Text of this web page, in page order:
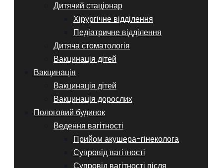
Дитячий стаціонар
Хірургічне відділення
Педіатричне відділення
Дитяча стоматологія
Вакцинація дітей
Вакцинація
Вакцинація дітей
Вакцинація дорослих
Пологовий будинок
Ведення вагітності
Прийом акушера-гінеколога
Супровід вагітності